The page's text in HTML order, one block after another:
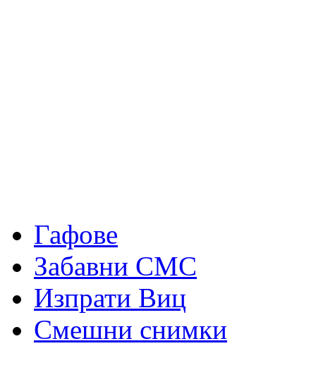
Гафове
Забавни СМС
Изпрати Виц
Смешни снимки